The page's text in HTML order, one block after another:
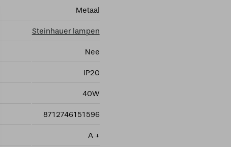
Metaal
Steinhauer lampen
Nee
IP20
40W
8712746151596
A +